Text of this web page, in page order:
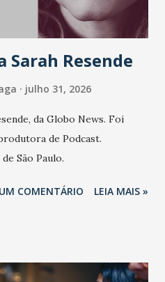
Resende
julho 31, 2026
da Globo News. Foi
de Podcast.
São Paulo.
COMENTÁRIO LEIA MAIS »